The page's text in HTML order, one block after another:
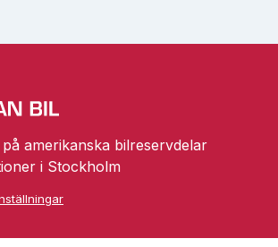
amerikanska bilreservdelar
i Stockholm